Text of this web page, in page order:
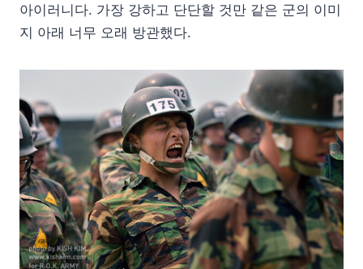
아이러니다. 가장 강하고 단단할 것만 같은 군의 이미
지 아래 너무 오래 방관했다.